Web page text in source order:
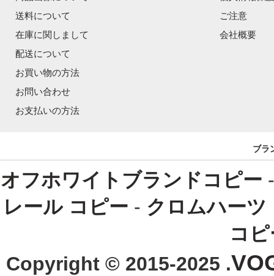
送料について
在庫に関しまして
配送について
お買い物の方法
お問い合わせ
お支払いの方法
ご注意
会社概要
ブラ
オフホワイトブランドコピー
レール コピー - クロムハーツ
コ
Copyright © 2015-2025 .